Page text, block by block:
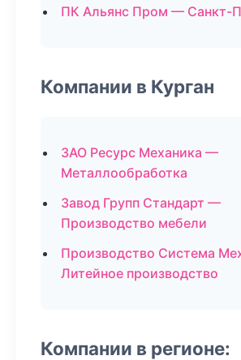
ПК Альянс Пром — Санкт-
Компании в Курган
ЗАО Ресурс Механика —
Металлообработка
Завод Групп Стандарт —
Производство мебели
Производство Система
Литейное производство
Компании в регионе: